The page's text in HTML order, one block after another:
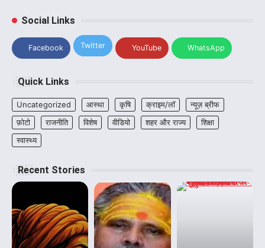
Social Links
Facebook Twitter YouTube WhatsApp
Quick Links
Uncategorized आस्था कृषि क्राइम/लॉ
न्यूज़ ब्रीफ
फ़ोटो
राजनीति विशेष वीडियो शहर और राज्य
शिक्षा
स्वास्थ्य
Recent Stories